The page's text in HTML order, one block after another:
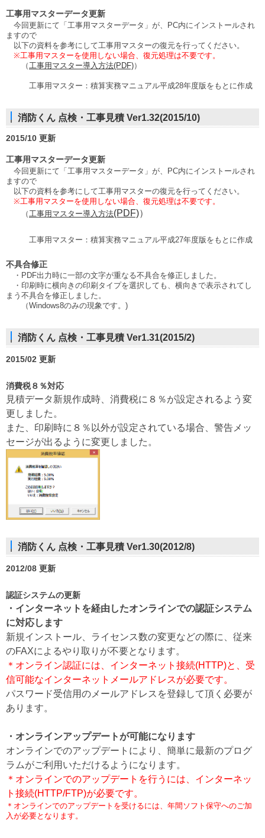
工事用マスターデータ更新
今回更新にて「工事用マスターデータ」が、PC内にインストールされ
ますので
以下の資料を参考にして工事用マスターの復元を行ってください。
※工事用マスターを使用しない場合、復元処理は不要です。
（工事用マスター導入方法(PDF)）
工事用マスター：積算実務マニュアル平成28年度版をもとに作成
消防くん 点検・工事見積 Ver1.32(2015/10)
2015/10 更新
工事用マスターデータ更新
今回更新にて「工事用マスターデータ」が、PC内にインストールされ
ますので
以下の資料を参考にして工事用マスターの復元を行ってください。
※工事用マスターを使用しない場合、復元処理は不要です。
（工事用マスター導入方法(PDF)）
工事用マスター：積算実務マニュアル平成27年度版をもとに作成
不具合修正
・PDF出力時に一部の文字が重なる不具合を修正しました。
・印刷時に横向きの印刷タイプを選択しても、横向きで表示されてし
まう不具合を修正しました。
（Windows8のみの現象です。)
消防くん 点検・工事見積 Ver1.31(2015/2)
2015/02 更新
消費税８％対応
見積データ新規作成時、消費税に８％が設定されるよう変
更しました。
また、印刷時に８％以外が設定されている場合、警告メッ
セージが出るように変更しました。
消防くん 点検・工事見積 Ver1.30(2012/8)
2012/08 更新
認証システムの更新
・インターネットを経由したオンラインでの認証システム
に対応します
新規インストール、ライセンス数の変更などの際に、従来
のFAXによるやり取りが不要となります。
＊オンライン認証には、インターネット接続(HTTP)と、受
信可能なインターネットメールアドレスが必要です。
パスワード受信用のメールアドレスを登録して頂く必要が
あります。
・オンラインアップデートが可能になります
オンラインでのアップデートにより、簡単に最新のプログ
ラムがご利用いただけるようになります。
＊オンラインでのアップデートを行うには、インターネッ
ト接続(HTTP/FTP)が必要です。
＊オンラインでのアップデートを受けるには、年間ソフト保守へのご加
入が必要となります。